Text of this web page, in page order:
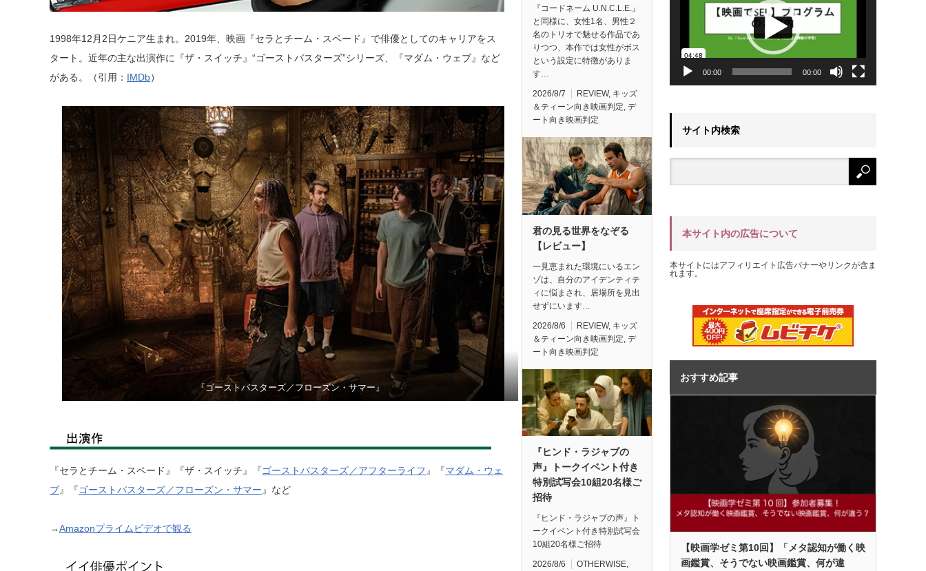
1998年12月2日ケニア生まれ。2019年、映画『セラとチーム・スペード』で俳優としてのキャリアをス
タート。近年の主な出演作に『ザ・スイッチ』“ゴーストバスターズ”シリーズ、『マダム・ウェブ』など
がある。（引用： IMDb）
『ゴーストバスターズ／フローズン・サマー』
『セラとチーム・スペード』『ザ・スイッチ』『ゴーストバスターズ／アフターライフ 』『マダム・ウェ
ブ』『ゴーストバスターズ／フローズン・サマー 』など
→Amazonプライムビデオで観る
『コードネーム U.N.C.L.E.』
と同様に、女性1名、男性２
名のトリオで魅せる作品であ
りつつ、本作では女性がボス
という設定に特徴がありま
す…
2026/8/7 REVIEW, キッズ
＆ティーン向き映画判定, デ
ート向き映画判定
君の見る世界をなぞる
【レビュー】
一見恵まれた環境にいるエン
ゾは、自分のアイデンティテ
ィに悩まされ、居場所を見出
せずにいます…
2026/8/6 REVIEW, キッズ
＆ティーン向き映画判定, デ
ート向き映画判定
『ヒンド・ラジャブの
声』トークイベント付き
特別試写会10組20名様ご
招待
『ヒンド・ラジャブの声』ト
ークイベント付き特別試写会
10組20名様ご招待
2026/8/6 OTHERWISE
00:00 00:00
サイト内検索
本サイト内の広告について
本サイトにはアフィリエイト広告バナーやリンクが含ま
れます。
おすすめ記事
【映画学ゼミ第10回】「メタ認知が働く映
画鑑賞、そうでない映画鑑賞、何が違